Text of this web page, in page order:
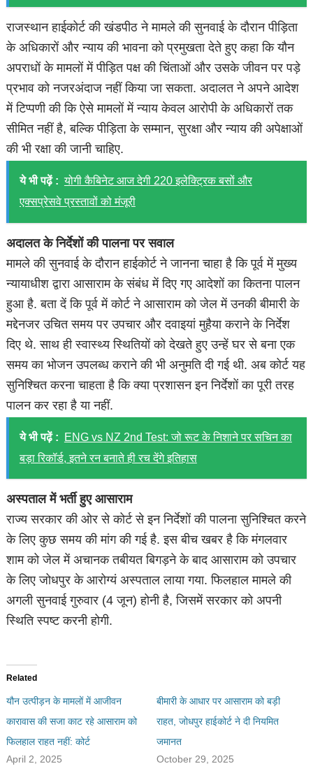
राजस्थान हाईकोर्ट की खंडपीठ ने मामले की सुनवाई के दौरान पीड़िता
के अधिकारों और न्याय की भावना को प्रमुखता देते हुए कहा कि यौन
अपराधों के मामलों में पीड़ित पक्ष की चिंताओं और उसके जीवन पर पड़े
प्रभाव को नजरअंदाज नहीं किया जा सकता. अदालत ने अपने आदेश
में टिप्पणी की कि ऐसे मामलों में न्याय केवल आरोपी के अधिकारों तक
सीमित नहीं है, बल्कि पीड़िता के सम्मान, सुरक्षा और न्याय की अपेक्षाओं
की भी रक्षा की जानी चाहिए.
ये भी पढ़ें : योगी कैबिनेट आज देगी 220 इलेक्ट्रिक बसों और
एक्सप्रेसवे प्रस्तावों को मंजूरी
अदालत के निर्देशों की पालना पर सवाल
मामले की सुनवाई के दौरान हाईकोर्ट ने जानना चाहा है कि पूर्व में मुख्य
न्यायाधीश द्वारा आसाराम के संबंध में दिए गए आदेशों का कितना पालन
हुआ है. बता दें कि पूर्व में कोर्ट ने आसाराम को जेल में उनकी बीमारी के
मद्देनजर उचित समय पर उपचार और दवाइयां मुहैया कराने के निर्देश
दिए थे. साथ ही स्वास्थ्य स्थितियों को देखते हुए उन्हें घर से बना एक
समय का भोजन उपलब्ध कराने की भी अनुमति दी गई थी. अब कोर्ट यह
सुनिश्चित करना चाहता है कि क्या प्रशासन इन निर्देशों का पूरी तरह
पालन कर रहा है या नहीं.
ये भी पढ़ें :
ENG vs NZ 2nd Test: जो रूट के निशाने पर सचिन का
बड़ा रिकॉर्ड, इतने रन बनाते ही रच देंगे इतिहास
अस्पताल में भर्ती हुए आसाराम
राज्य सरकार की ओर से कोर्ट से इन निर्देशों की पालना सुनिश्चित करने
के लिए कुछ समय की मांग की गई है. इस बीच खबर है कि मंगलवार
शाम को जेल में अचानक तबीयत बिगड़ने के बाद आसाराम को उपचार
के लिए जोधपुर के आरोग्यं अस्पताल लाया गया. फिलहाल मामले की
अगली सुनवाई गुरुवार (4 जून) होनी है, जिसमें सरकार को अपनी
स्थिति स्पष्ट करनी होगी.
Related
यौन उत्पीड़न के मामलों में आजीवन
कारावास की सजा काट रहे आसाराम को
फिलहाल राहत नहीं: कोर्ट
April 2, 2025
बीमारी के आधार पर आसाराम को बड़ी
राहत, जोधपुर हाईकोर्ट ने दी नियमित
जमानत
October 29, 2025